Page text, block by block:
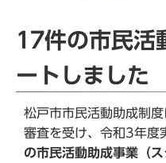
17件の市民活
ートしました
松戸市市民活動助成制
審査を受け、令和3年度
の市民活動助成事業（